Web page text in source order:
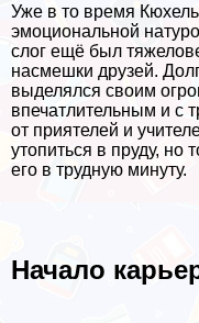
Уже в то время
эмоциональной
слог ещё был
насмешки друзей.
выделялся своим
впечатлительным и с
от приятелей и
утопиться в пруду,
его в трудную минуту.
Начало